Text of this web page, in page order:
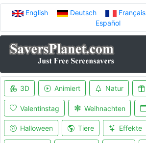
English Deutsch Français
Español
3D Animiert Natur
Valentinstag Weihnachten
Halloween Tiere Effekte